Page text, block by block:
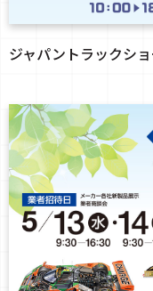
ジャパントラックシ